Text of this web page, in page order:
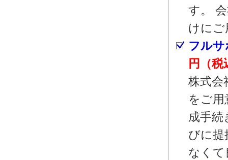
す。
けにご
フル
円（税
株式会
をご用
成手続
びに提
なくて